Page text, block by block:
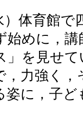
体育館で
始めに，
」を見せ
，力強く
姿に，子